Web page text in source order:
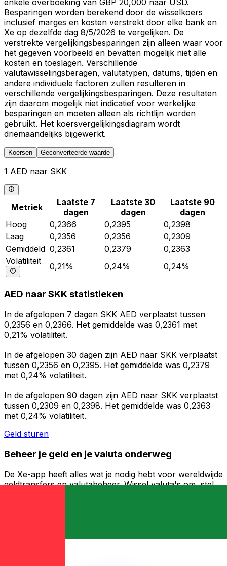
enkele overboeking van GBP 20,000 naar USD.
Besparingen worden berekend door de wisselkoers
inclusief marges en kosten verstrekt door elke bank en
Xe op dezelfde dag 8/5/2026 te vergelijken. De
verstrekte vergelijkingsbesparingen zijn alleen waar voor
het gegeven voorbeeld en bevatten mogelijk niet alle
kosten en toeslagen. Verschillende
valutawisselingsberagen, valutatypen, datums, tijden en
andere individuele factoren zullen resulteren in
verschillende vergelijkingsbesparingen. Deze resultaten
zijn daarom mogelijk niet indicatief voor werkelijke
besparingen en moeten alleen als richtlijn worden
gebruikt. Het koersvergelijkingsdiagram wordt
driemaandelijks bijgewerkt.
Koersen Geconverteerde waarde
1 AED naar SKK
Metriek
Laatste 7
dagen
Laatste 30
dagen
Laatste 90
dagen
Hoog
0,2366 0,2395
0,2398
Laag
0,2356 0,2356
0,2309
Gemiddeld 0,2361 0,2379
0,2363
Volatiliteit
0,21% 0,24% 0,24%
AED naar SKK statistieken
In de afgelopen 7 dagen SKK AED verplaatst tussen
0,2356 en 0,2366. Het gemiddelde was 0,2361 met
0,21% volatiliteit.
In de afgelopen 30 dagen zijn AED naar SKK verplaatst
tussen 0,2356 en 0,2395. Het gemiddelde was 0,2379
met 0,24% volatiliteit.
In de afgelopen 90 dagen zijn AED naar SKK verplaatst
tussen 0,2309 en 0,2398. Het gemiddelde was 0,2363
met 0,24% volatiliteit.
Geld sturen
Beheer je geld en je valuta onderweg
De Xe-app heeft alles wat je nodig hebt voor wereldwijde
geldtransfers en valutabeheer. Wissel valuta's om, stel